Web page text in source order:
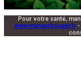
Pour votre santé,
www.mangerbouger.fr-